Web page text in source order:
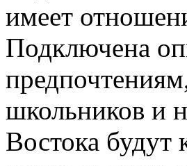
имеет
Подключена
школьников и
Востока будут